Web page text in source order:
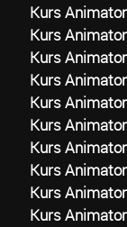
Kurs
Kurs
Kurs
Kurs
Kurs
Kurs
Kurs
Kurs
Kurs
Kurs